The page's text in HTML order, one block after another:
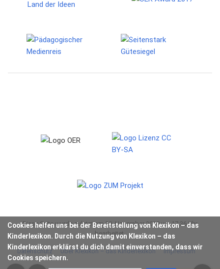
Cookies helfen uns bei der Bereitstellung von Klexikon – das
Kinderlexikon. Durch die Nutzung von Klexikon – das
Kinderlexikon erklärst du dich damit einverstanden, dass wir
Cookies speichern.
Diese Seite wurde zuletzt am 29. November 2019 um 17:36 Uhr
bearbeitet.
Datenschutz Über Klexikon – das Kinderlexikon Impressum